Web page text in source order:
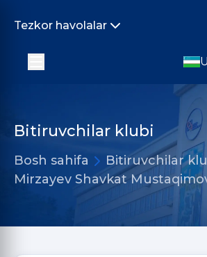
Tezkor havolalar
Bitiruvchilar klubi
Bosh sahifa
Bitiruvchilar
Mirzayev Shavkat